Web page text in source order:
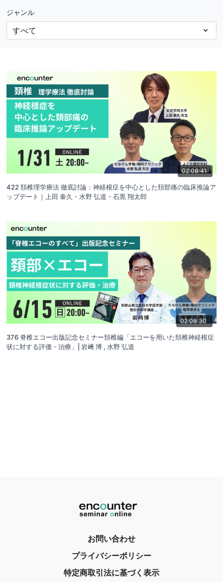
ジャンル
02:08:41
422 頚椎理学療法 徹底討論：神経根症を中心とした頚部痛の臨床推論ア
ップデート｜上田 泰久・水野 弘道・石黒 翔太郎
02:08:30
376 脊椎エコー出版記念セミナー頚椎編「エコーを用いた頚椎神経根症
状に対する評価・治療」| 岩﨑 博 , 水野 弘道
お問い合わせ
プライバシーポリシー
特定商取引法に基づく表示